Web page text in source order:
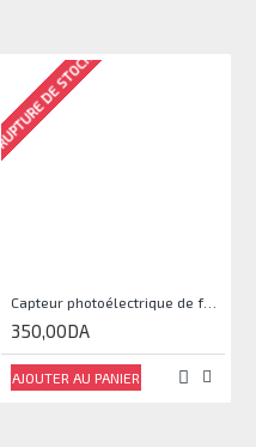
RUPTURE DE STOCK
Capteur photoélectrique de faisceau Module de capteur IR
350,00DA
AJOUTER AU PANIER